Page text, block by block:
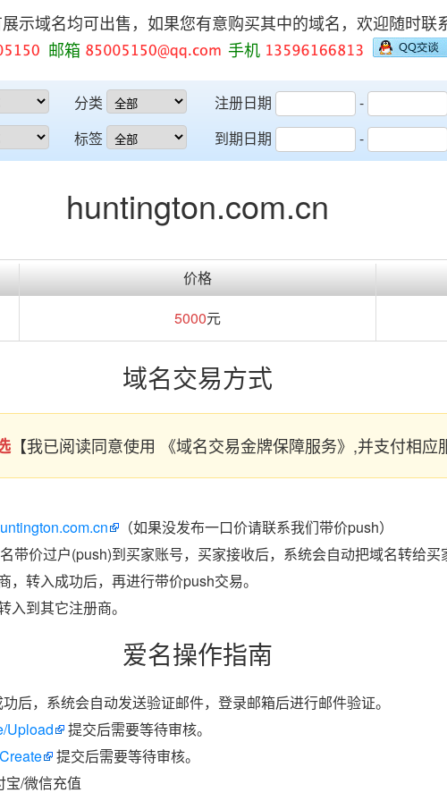
示域名均可出售，如果您有意购买其中的域名，欢迎随时联
邮箱 手机
分类
标签
注册日期
-
到期日期
-
huntington.com.cn
价格
5000元
域名交易方式
【我已阅读同意使用 《域名交易金牌保障服务》,并支付相应
（如果没发布一口价请联系我们带价push）
价过户(push)到买家账号，买家接收后，系统会自动把域名转给买
转入成功后，再进行带价push交易。
到其它注册商。
爱名操作指南
后，系统会自动发送验证邮件，登录邮箱后进行邮件验证。
Upload
提交后需要等待审核。
提交后需要等待审核。
宝/微信充值